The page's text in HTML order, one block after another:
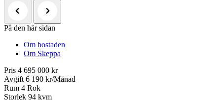
På den här sidan
Om bostaden
Om Skeppa
Pris 4 695 000 kr
Avgift 6 190 kr/Månad
Rum 4 Rok
Storlek 94 kvm